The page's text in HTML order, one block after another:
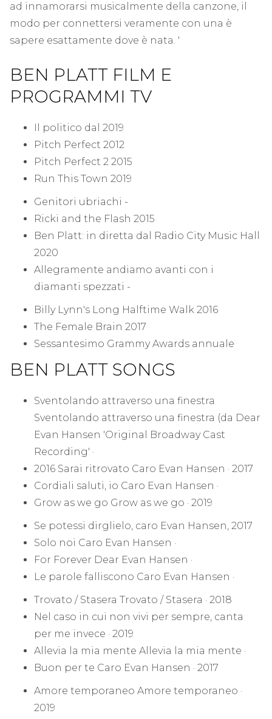
ad innamorarsi musicalmente della canzone, il
modo per connettersi veramente con una è
sapere esattamente dove è nata. '
BEN PLATT FILM E
PROGRAMMI TV
Il politico dal 2019
Pitch Perfect 2012
Pitch Perfect 2 2015
Run This Town 2019
Genitori ubriachi -
Ricki and the Flash 2015
Ben Platt: in diretta dal Radio City Music Hall
2020
Allegramente andiamo avanti con i
diamanti spezzati -
Billy Lynn's Long Halftime Walk 2016
The Female Brain 2017
Sessantesimo Grammy Awards annuale
BEN PLATT SONGS
Sventolando attraverso una finestra
Sventolando attraverso una finestra (da Dear
Evan Hansen 'Original Broadway Cast
Recording' ·
2016 Sarai ritrovato Caro Evan Hansen · 2017
Cordiali saluti, io Caro Evan Hansen ·
Grow as we go Grow as we go · 2019
Se potessi dirglielo, caro Evan Hansen, 2017
Solo noi Caro Evan Hansen ·
For Forever Dear Evan Hansen ·
Le parole falliscono Caro Evan Hansen ·
Trovato / Stasera Trovato / Stasera · 2018
Nel caso in cui non vivi per sempre, canta
per me invece · 2019
Allevia la mia mente Allevia la mia mente ·
Buon per te Caro Evan Hansen · 2017
Amore temporaneo Amore temporaneo ·
2019